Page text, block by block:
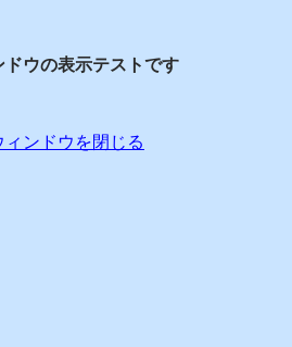
ドウの表示テストです
ィンドウを閉じる